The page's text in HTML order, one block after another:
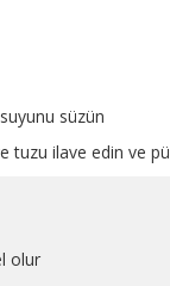
süzün
tuzu ilave edin ve
olur